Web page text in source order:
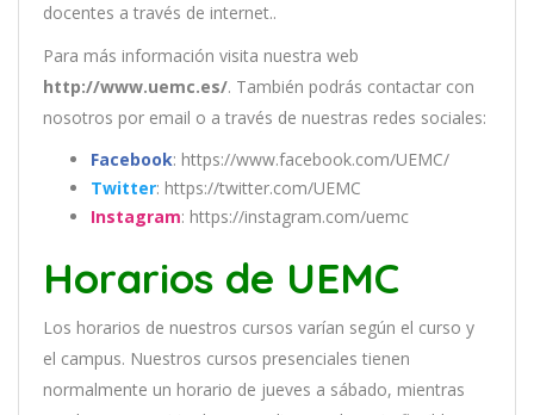
docentes a través de internet..
Para más información visita nuestra web
http://www.uemc.es/. También podrás contactar con
nosotros por email o a través de nuestras redes sociales:
Facebook: https://www.facebook.com/UEMC/
Twitter: https://twitter.com/UEMC
Instagram: https://instagram.com/uemc
Horarios de UEMC
Los horarios de nuestros cursos varían según el curso y
el campus. Nuestros cursos presenciales tienen
normalmente un horario de jueves a sábado, mientras